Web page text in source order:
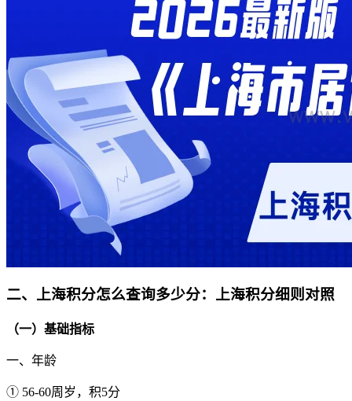
二、 上海积分怎么查询多少分： 上海积分细则对照
（一）基础指标
一、年龄
① 56-60周岁，积5分